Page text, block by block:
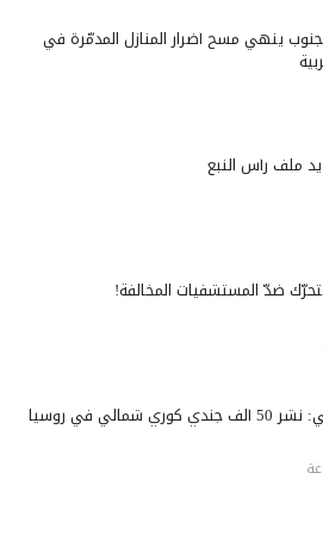
ينهي مسح أضرار المنازل المدمّرة في
ملف رأس النبع
ضدّ المستشفيات المخالفة!
شمالي في روسيا